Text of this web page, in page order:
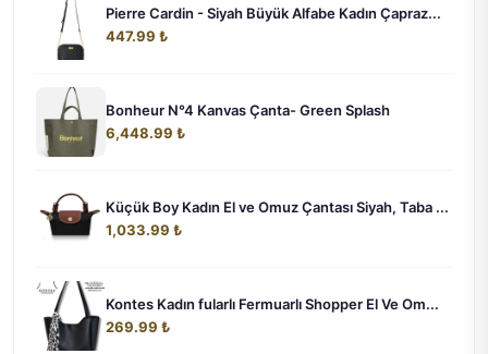
Pierre Cardin - Siyah Büyük Alfabe Kadın Çapraz...
447.99 ₺
Bonheur N°4 Kanvas Çanta- Green Splash
6,448.99 ₺
Küçük Boy Kadın El ve Omuz Çantası Siyah, Taba ...
1,033.99 ₺
Kontes Kadın fularlı Fermuarlı Shopper El Ve Om...
269.99 ₺